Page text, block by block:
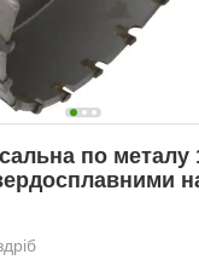
по металу